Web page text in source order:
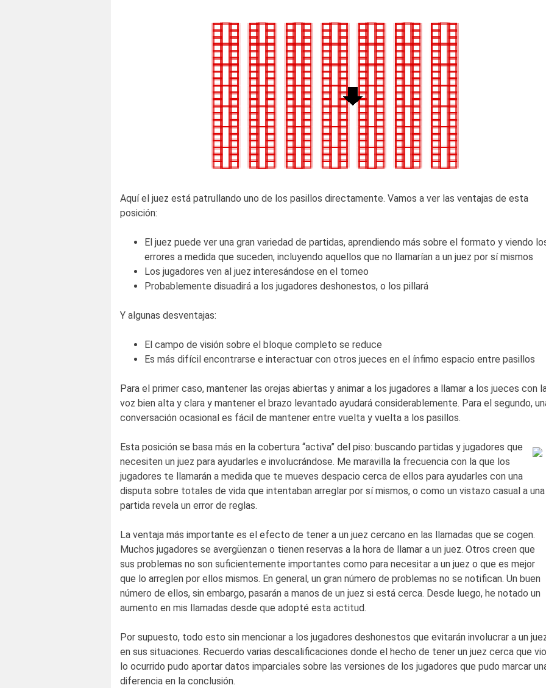
Aquí el juez está patrullando uno de los pasillos directamente. Vamos a ver las ventajas de esta
posición:
El juez puede ver una gran variedad de partidas, aprendiendo más sobre el formato y viendo
errores a medida que suceden, incluyendo aquellos que no llamarían a un juez por sí mismos
Los jugadores ven al juez interesándose en el torneo
Probablemente disuadirá a los jugadores deshonestos, o los pillará
Y algunas desventajas:
El campo de visión sobre el bloque completo se reduce
Es más difícil encontrarse e interactuar con otros jueces en el ínfimo espacio entre pasillos
Para el primer caso, mantener las orejas abiertas y animar a los jugadores a llamar a los jueces con
voz bien alta y clara y mantener el brazo levantado ayudará considerablemente. Para el segundo,
conversación ocasional es fácil de mantener entre vuelta y vuelta a los pasillos.
Esta posición se basa más en la cobertura “activa” del piso: buscando partidas y jugadores que
necesiten un juez para ayudarles e involucrándose. Me maravilla la frecuencia con la que los
jugadores te llamarán a medida que te mueves despacio cerca de ellos para ayudarles con una
disputa sobre totales de vida que intentaban arreglar por sí mismos, o como un vistazo casual a una
partida revela un error de reglas.
La ventaja más importante es el efecto de tener a un juez cercano en las llamadas que se cogen.
Muchos jugadores se avergüenzan o tienen reservas a la hora de llamar a un juez. Otros creen que
sus problemas no son suficientemente importantes como para necesitar a un juez o que es mejor
que lo arreglen por ellos mismos. En general, un gran número de problemas no se notifican. Un buen
número de ellos, sin embargo, pasarán a manos de un juez si está cerca. Desde luego, he notado un
aumento en mis llamadas desde que adopté esta actitud.
Por supuesto, todo esto sin mencionar a los jugadores deshonestos que evitarán involucrar a un
en sus situaciones. Recuerdo varias descalificaciones donde el hecho de tener un juez cerca que vio
lo ocurrido pudo aportar datos imparciales sobre las versiones de los jugadores que pudo marcar
diferencia en la conclusión.